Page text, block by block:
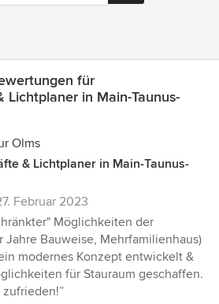
für
Lichtplaner in Main-Taunus-
Olms
& Lichtplaner in Main-Taunus-
Februar 2023
Möglichkeiten der
Jahre Bauweise, Mehrfamilienhaus)
modernes Konzept entwickelt &
für Stauraum geschaffen.